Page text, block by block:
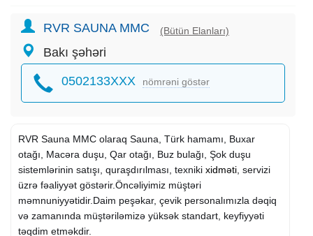
RVR SAUNA MMC (Bütün Elanları)
Bakı şəhəri
0502133XXX nömrəni göstər
RVR Sauna MMC olaraq Sauna, Türk hamamı, Buxar
otağı, Macəra duşu, Qar otağı, Buz bulağı, Şok duşu
sistemlərinin satışı, quraşdırılması, texniki xidməti, servizi
üzrə fəaliyyət göstərir.Öncəliyimiz müştəri
məmnuniyyətidir.Daim peşəkar, çevik personalımızla dəqiq
və zamanında müştəriləmizə yüksək standart, keyfiyyəti
təqdim etməkdir.